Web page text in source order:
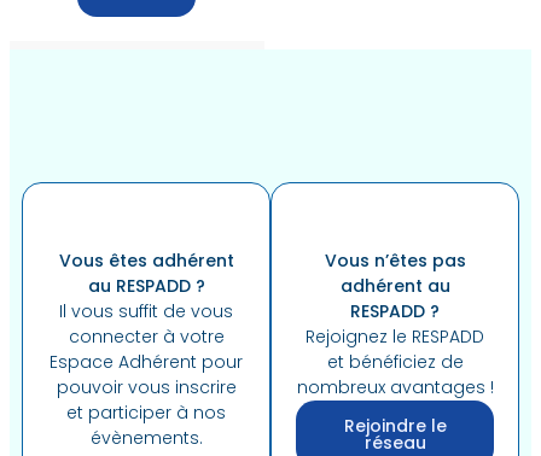
Vous êtes adhérent
au RESPADD ?
Il vous suffit de vous
connecter à votre
Espace Adhérent pour
pouvoir vous inscrire
et participer à nos
évènements.
Vous n’êtes pas
adhérent au
RESPADD ?
Rejoignez le RESPADD
et bénéficiez de
nombreux avantages !
Rejoindre le
réseau